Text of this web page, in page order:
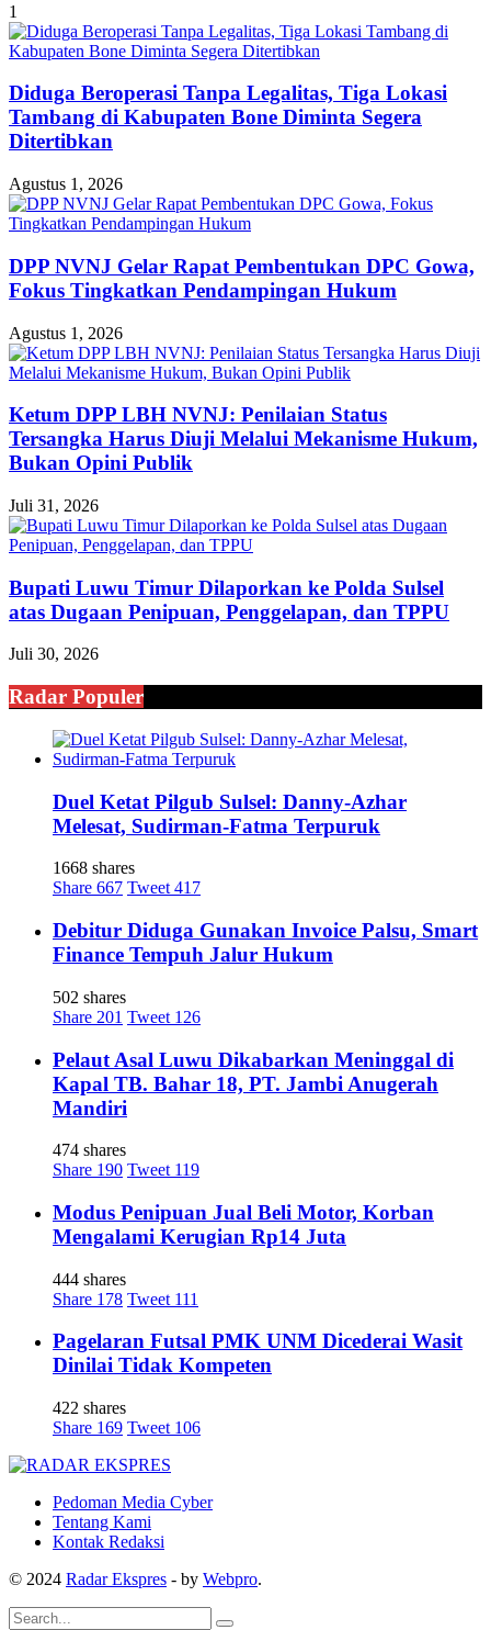
1
Diduga Beroperasi Tanpa Legalitas, Tiga Lokasi
Tambang di Kabupaten Bone Diminta Segera
Ditertibkan
Agustus 1, 2026
DPP NVNJ Gelar Rapat Pembentukan DPC Gowa,
Fokus Tingkatkan Pendampingan Hukum
Agustus 1, 2026
Ketum DPP LBH NVNJ: Penilaian Status
Tersangka Harus Diuji Melalui Mekanisme Hukum,
Bukan Opini Publik
Juli 31, 2026
Bupati Luwu Timur Dilaporkan ke Polda Sulsel
atas Dugaan Penipuan, Penggelapan, dan TPPU
Juli 30, 2026
Radar Populer
Duel Ketat Pilgub Sulsel: Danny-Azhar
Melesat, Sudirman-Fatma Terpuruk
1668 shares
Share 667 Tweet 417
Debitur Diduga Gunakan Invoice Palsu, Smart
Finance Tempuh Jalur Hukum
502 shares
Share 201 Tweet 126
Pelaut Asal Luwu Dikabarkan Meninggal di
Kapal TB. Bahar 18, PT. Jambi Anugerah
Mandiri
474 shares
Share 190 Tweet 119
Modus Penipuan Jual Beli Motor, Korban
Mengalami Kerugian Rp14 Juta
444 shares
Share 178 Tweet 111
Pagelaran Futsal PMK UNM Dicederai Wasit
Dinilai Tidak Kompeten
422 shares
Share 169 Tweet 106
Pedoman Media Cyber
Tentang Kami
Kontak Redaksi
© 2024 Radar Ekspres - by Webpro.